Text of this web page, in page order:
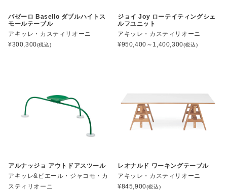
バゼーロ Basello ダブルハイトス
モールテーブル
アキッレ・カスティリオーニ
¥300,300(税込)
ジョイ Joy ローテイティングシェ
ルフユニット
アキッレ・カスティリオーニ
¥950,400～1,400,300(税込)
アルナッジョ アウトドアスツール
アキッレ&ピエール・ジャコモ・カ
スティリオーニ
レオナルド ワーキングテーブル
アキッレ・カスティリオーニ
¥845,900(税込)